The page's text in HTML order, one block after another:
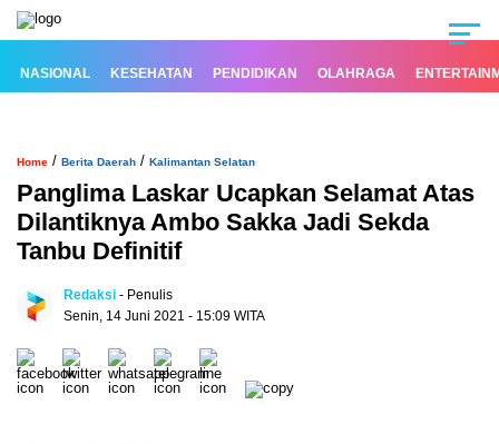
NASIONAL KESEHATAN PENDIDIKAN OLAHRAGA
Home / Berita Daerah / Kalimantan Selatan
Panglima Laskar Ucapkan Selamat Atas
Dilantiknya Ambo Sakka Jadi Sekda
Tanbu Definitif
Redaksi - Penulis
Senin, 14 Juni 2021 - 15:09 WITA